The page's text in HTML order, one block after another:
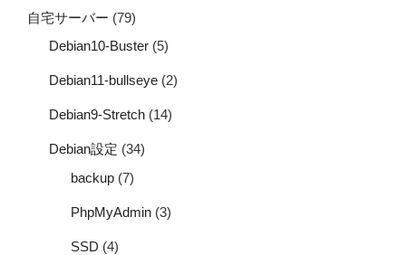
自宅サーバー (79)
Debian10-Buster (5)
Debian11-bullseye (2)
Debian9-Stretch (14)
Debian設定 (34)
backup (7)
PhpMyAdmin (3)
SSD (4)